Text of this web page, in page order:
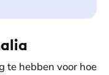
te hebben voor hoe